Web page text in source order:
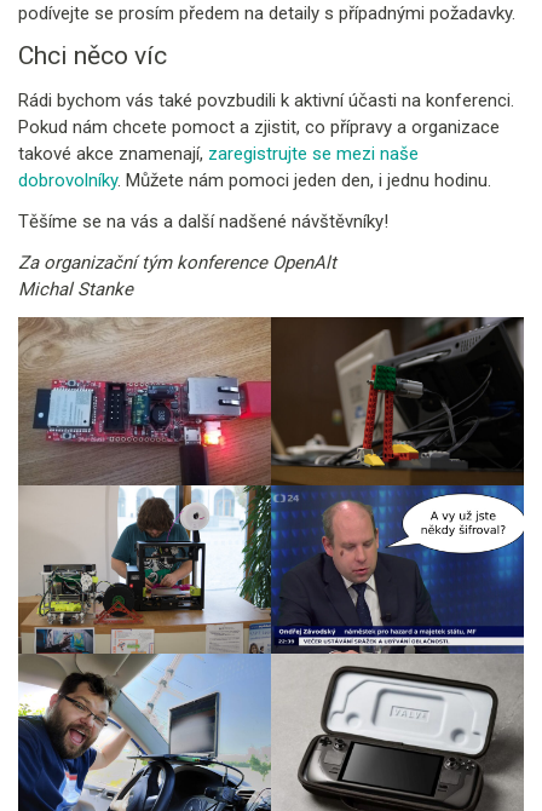
podívejte se prosím předem na detaily s případnými požadavky.
Chci něco víc
Rádi bychom vás také povzbudili k aktivní účasti na konferenci.
Pokud nám chcete pomoct a zjistit, co přípravy a organizace
takové akce znamenají, zaregistrujte se mezi naše
dobrovolníky. Můžete nám pomoci jeden den, i jednu hodinu.
Těšíme se na vás a další nadšené návštěvníky!
Za organizační tým konference OpenAlt
Michal Stanke